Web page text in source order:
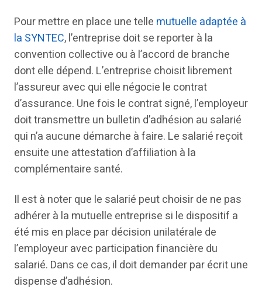
Pour mettre en place une telle mutuelle adaptée à
la SYNTEC, l’entreprise doit se reporter à la
convention collective ou à l’accord de branche
dont elle dépend. L’entreprise choisit librement
l’assureur avec qui elle négocie le contrat
d’assurance. Une fois le contrat signé, l’employeur
doit transmettre un bulletin d’adhésion au salarié
qui n’a aucune démarche à faire. Le salarié reçoit
ensuite une attestation d’affiliation à la
complémentaire santé.
Il est à noter que le salarié peut choisir de ne pas
adhérer à la mutuelle entreprise si le dispositif a
été mis en place par décision unilatérale de
l’employeur avec participation financière du
salarié. Dans ce cas, il doit demander par écrit une
dispense d’adhésion.